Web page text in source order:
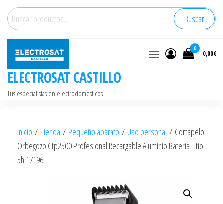
Saltar
contenido
Buscar
por:
Buscar
ELECTROSAT CASTILLO
Tus especialistas en electrodomesticos
0
0,00€
Inicio / Tienda / Pequeño aparato / Uso personal / Cortapelo
Orbegozo Ctp2500 Profesional Recargable Aluminio Bateria Litio
5h 17196